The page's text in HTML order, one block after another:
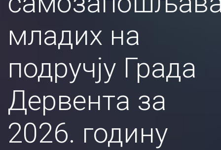
младих на
подручју Града
Дервента за
2026. годину